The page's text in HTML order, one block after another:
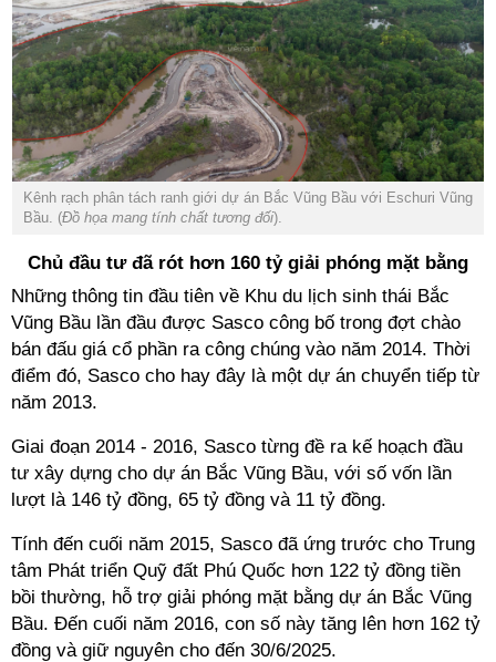
Kênh rạch phân tách ranh giới dự án Bắc Vũng Bầu với Eschuri Vũng
Bầu. (Đồ họa mang tính chất tương đối).
Chủ đầu tư đã rót hơn 160 tỷ giải phóng mặt bằng
Những thông tin đầu tiên về Khu du lịch sinh thái Bắc
Vũng Bầu lần đầu được Sasco công bố trong đợt chào
bán đấu giá cổ phần ra công chúng vào năm 2014. Thời
điểm đó, Sasco cho hay đây là một dự án chuyển tiếp từ
năm 2013.
Giai đoạn 2014 - 2016, Sasco từng đề ra kế hoạch đầu
tư xây dựng cho dự án Bắc Vũng Bầu, với số vốn lần
lượt là 146 tỷ đồng, 65 tỷ đồng và 11 tỷ đồng.
Tính đến cuối năm 2015, Sasco đã ứng trước cho Trung
tâm Phát triển Quỹ đất Phú Quốc hơn 122 tỷ đồng tiền
bồi thường, hỗ trợ giải phóng mặt bằng dự án Bắc Vũng
Bầu. Đến cuối năm 2016, con số này tăng lên hơn 162 tỷ
đồng và giữ nguyên cho đến 30/6/2025.